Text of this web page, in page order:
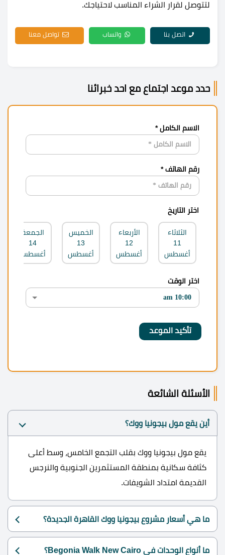
لتتوصل لقرار الشراء المناسب لاحتياجك.
اتصل بنا واتساب تواصل معنا
حدد موعد اجتماع مع احد خبرائنا
الاسم الكامل *
رقم الهاتف *
اختر التاريخ
الثلاثاء
11
أغسطس
الأربعاء
12
أغسطس
الخميس
13
أغسطس
الجمعة
14
أغسطس
اختر الوقت
الأسئلة الشائعة
أين يقع مول بيجونيا ووك؟
يقع مول بيجونيا ووك بقلب التجمع الخامس، وسط أعلى
كثافة سكانية بمنطقة المستثمرين الجنوبية والنرجس
القديمة امتداد الشويفات.
ما هي أسعار مشروع بيجونيا ووك القاهرة الجديدة؟
ما أنواع الوحدات في Begonia Walk New Cairo؟